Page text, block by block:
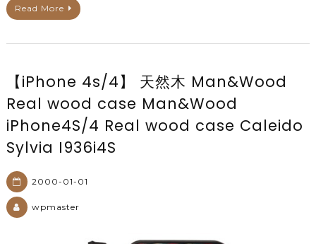
Read More
【iPhone 4s/4】 天然木 Man&Wood
Real wood case Man&Wood
iPhone4S/4 Real wood case Caleido
Sylvia I936i4S
2000-01-01
wpmaster